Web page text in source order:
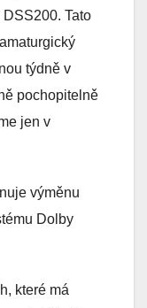
Tato
týdně v
pochopitelně
jen v
výměnu
Dolby
které má